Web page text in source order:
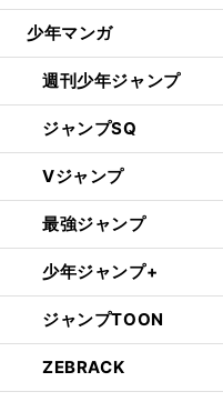
少年マンガ
週刊少年ジャンプ
ジャンプSQ
Vジャンプ
最強ジャンプ
少年ジャンプ+
ジャンプTOON
ZEBRACK